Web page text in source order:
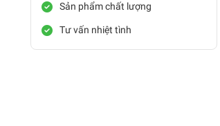
Sản phẩm chất lượng
Tư vấn nhiệt tình